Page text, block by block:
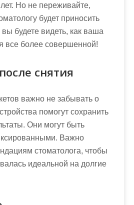
Но не переживайте,
будет приносить
будете видеть, как ваша
все более совершенной!
снятия
важно не забывать о
помогут сохранить
Они могут быть
Важно
стоматолога, чтобы
идеальной на долгие